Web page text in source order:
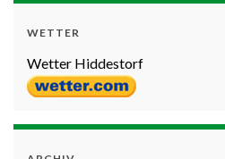
WETTER
Wetter Hiddestorf